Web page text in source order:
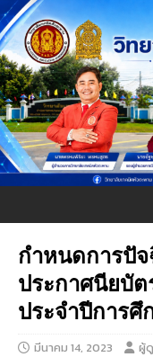
กำหนดการปั
ประกาศนียบัต
ประจำปีการศึ
มีนาคม 14, 2023 ผู้